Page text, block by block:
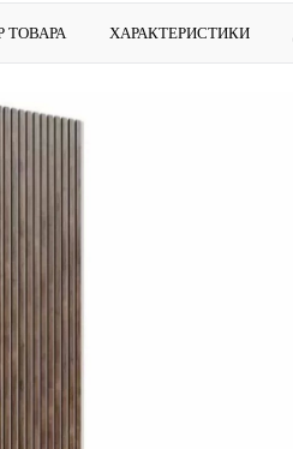
ТОВАРА ХАРАКТЕРИСТИКИ